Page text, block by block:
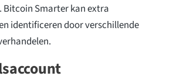
Smarter kan extra
identificeren door verschillende